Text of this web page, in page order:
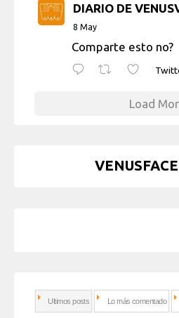
DIARIO DE
8 May
Comparte esto no?
Load
Ultimos posts Lo más comentado